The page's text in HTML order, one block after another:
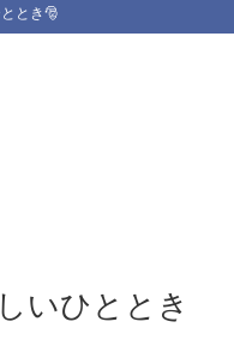
とき🎅
いひととき